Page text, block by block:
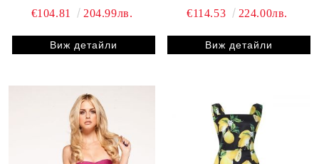
размер
€104.81 204.99лв.
Виж детайли
€114.53
224.00лв.
Виж детайли